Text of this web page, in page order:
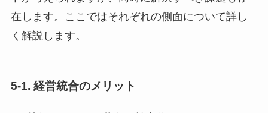
在します。ここではそれぞれの側面について詳し
く解説します。
5-1. 経営統合のメリット